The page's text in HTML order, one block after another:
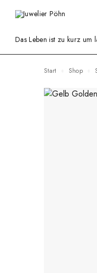
Das Leben ist zu kurz um
Start Shop